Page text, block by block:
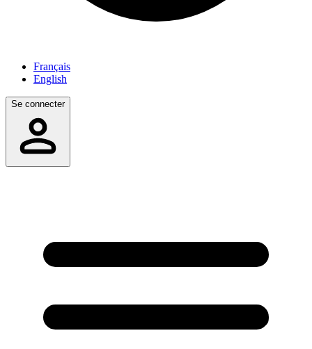
Français
English
Se connecter